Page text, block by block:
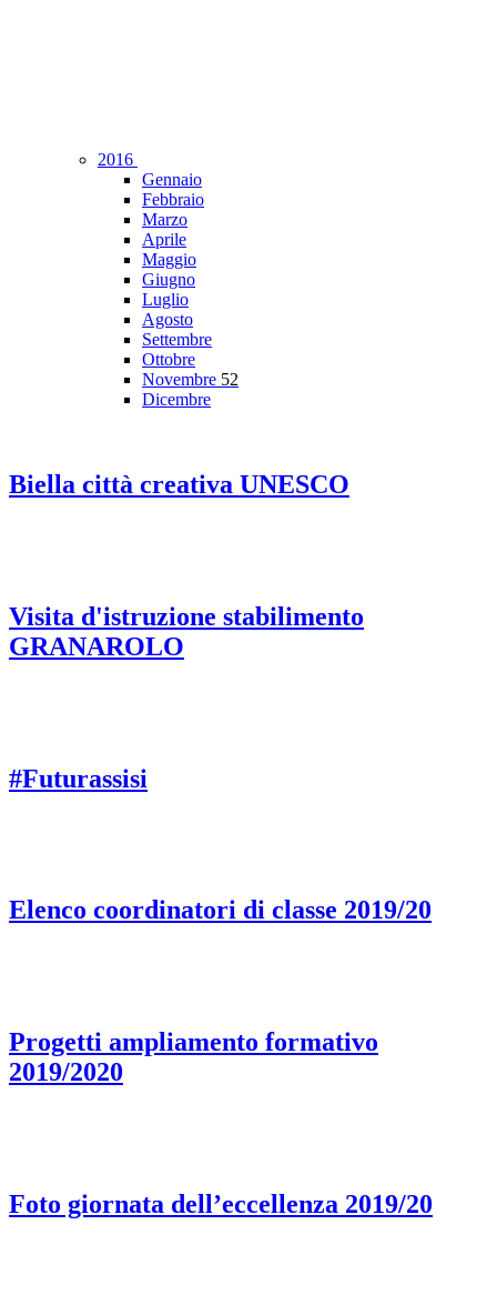
2016
Gennaio
Febbraio
Marzo
Aprile
Maggio
Giugno
Luglio
Agosto
Settembre
Ottobre
Novembre 52
Dicembre
Biella città creativa UNESCO
Visita d'istruzione stabilimento
GRANAROLO
#Futurassisi
Elenco coordinatori di classe 2019/20
Progetti ampliamento formativo
2019/2020
Foto giornata dell’eccellenza 2019/20